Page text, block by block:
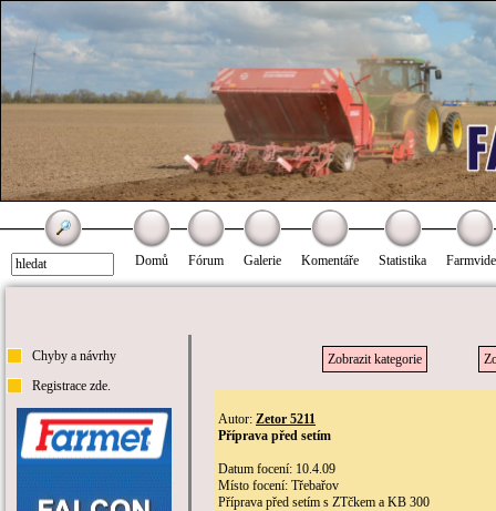
Domů Fórum Galerie Komentáře Statistika
Chyby a návrhy
Registrace zde.
Zobrazit kategorie
Autor: Zetor 5211
Příprava před setím
Datum focení: 10.4.09
Místo focení: Třebařov
Příprava před setím s ZTčkem a KB 300